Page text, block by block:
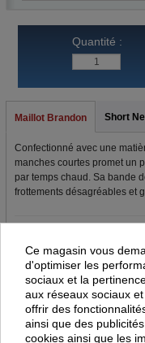
Quantité :
Maillot Brandon Short
Confectionné avec une
manches courtes promet un
par temps chaud. Sa bande
frottements désagréables et
Ce maillot est doté de
Maillot bicolore patchwork
Col rond
Bande de propreté interne
Ce magasin vous
d'optimiser les
sociaux et la
aux réseaux sociaux
offrir des
ainsi que des
cookies ainsi que les